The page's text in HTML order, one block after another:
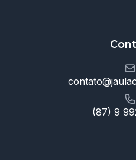
(87) 9